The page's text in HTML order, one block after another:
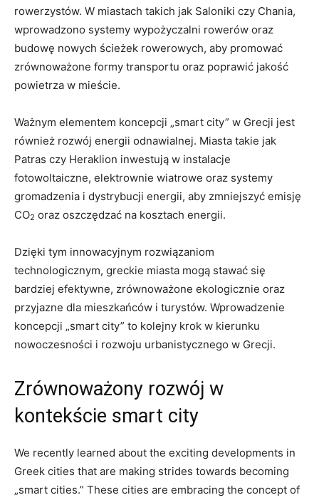
rowerzystów. W miastach takich jak Saloniki czy Chania,
wprowadzono systemy wypożyczalni rowerów oraz
budowę nowych ścieżek rowerowych, aby promować
zrównoważone formy transportu oraz poprawić jakość
powietrza w mieście.
Ważnym elementem koncepcji „smart city” w Grecji jest
również rozwój energii odnawialnej. Miasta takie jak
Patras czy Heraklion inwestują w instalacje
fotowoltaiczne, elektrownie wiatrowe oraz systemy
gromadzenia i dystrybucji energii, aby zmniejszyć emisję
CO2 oraz oszczędzać na kosztach energii.
Dzięki tym innowacyjnym rozwiązaniom
technologicznym, greckie miasta mogą stawać się
bardziej efektywne, zrównoważone ekologicznie oraz
przyjazne dla mieszkańców i turystów. Wprowadzenie
koncepcji „smart city” to kolejny krok w kierunku
nowoczesności i rozwoju urbanistycznego w Grecji.
Zrównoważony rozwój w
kontekście smart city
We recently learned about the exciting developments in
Greek cities that are making strides towards becoming
„smart cities.” These cities are embracing the concept of